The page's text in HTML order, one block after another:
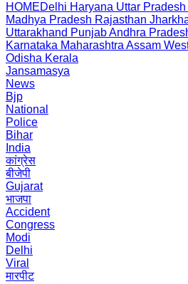
HOMEDelhi Haryana Uttar Pradesh
Madhya Pradesh Rajasthan
Uttarakhand PunjabAndhra
Karnataka Maharashtra Assam
Odisha Kerala
Jansamasya
News
Bjp
National
Police
Bihar
India
कांग्रेस
बीजेपी
Gujarat
भाजपा
Accident
Congress
Modi
Delhi
Viral
मारपीट